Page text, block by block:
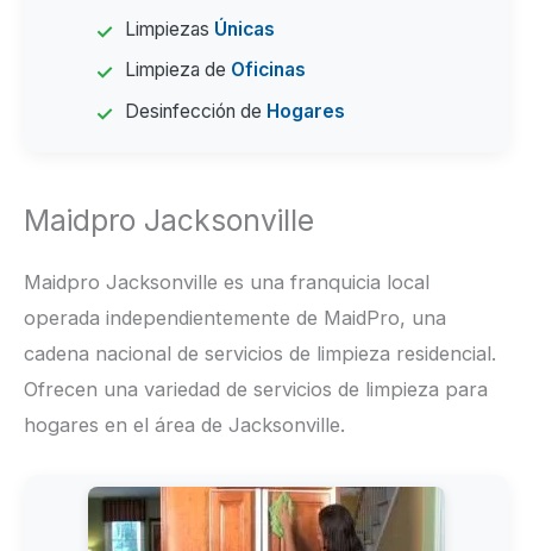
Limpiezas Únicas
Limpieza de Oficinas
Desinfección de Hogares
Maidpro Jacksonville
Maidpro Jacksonville es una franquicia local
operada independientemente de MaidPro, una
cadena nacional de servicios de limpieza residencial.
Ofrecen una variedad de servicios de limpieza para
hogares en el área de Jacksonville.